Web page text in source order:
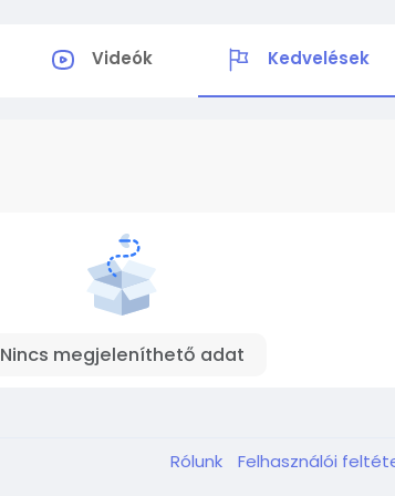
Videók Kedvelések
Nincs megjeleníthető adat
Rólunk Felhasználói